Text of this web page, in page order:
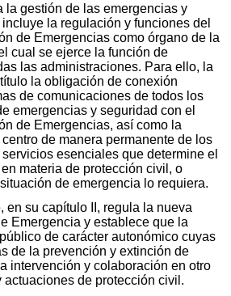
la gestión de las emergencias y
la regulación y funciones del
de Emergencias como órgano de la
cual se ejerce la función de
las administraciones. Para ello, la
la obligación de conexión
de comunicaciones de todos los
emergencias y seguridad con el
de Emergencias, así como la
de manera permanente de los
esenciales que determine el
materia de protección civil, o
de emergencia lo requiera.
en su capítulo II, regula la nueva
Emergencia y establece que la
de carácter autonómico cuyas
de la prevención y extinción de
intervención y colaboración en otro
de protección civil.